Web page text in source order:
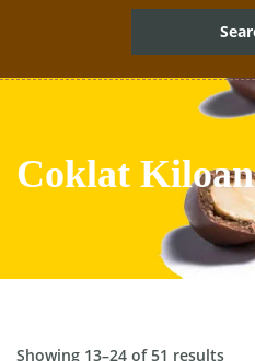
Coklat Kiloan
Showing 13–24 of 51 results